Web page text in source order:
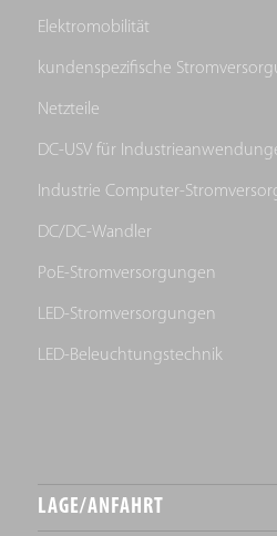
Elektromobilität
kundenspezifische
Netzteile
DC-USV für
Industrie Computer-
DC/DC-Wandler
PoE-Stromversorgungen
LED-Stromversorgungen
LED-Beleuchtungstechnik
LAGE/ANFAHRT